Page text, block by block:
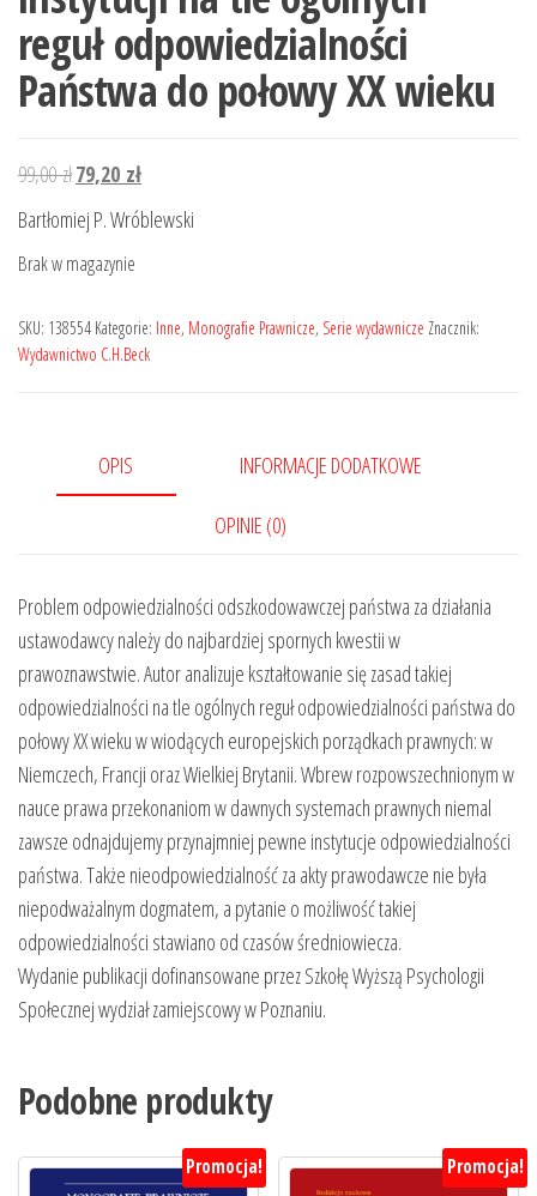
reguł odpowiedzialności
Państwa do połowy XX wieku
99,00złPierwotna
cena
wynosiła:
99,00 zł.
79,20 złAktualna
cena
Bartłomiej P. Wróblewski
Brak w magazynie
SKU: 138554 Kategorie: Inne, Monografie Prawnicze, Serie wydawnicze Znacznik:
Wydawnictwo C.H.Beck
OPIS INFORMACJE DODATKOWE
OPINIE (0)
Problem odpowiedzialności odszkodowawczej państwa za działania
ustawodawcy należy do najbardziej spornych kwestii w
prawoznawstwie. Autor analizuje kształtowanie się zasad takiej
odpowiedzialności na tle ogólnych reguł odpowiedzialności państwa do
połowy XX wieku w wiodących europejskich porządkach prawnych: w
Niemczech, Francji oraz Wielkiej Brytanii. Wbrew rozpowszechnionym w
nauce prawa przekonaniom w dawnych systemach prawnych niemal
zawsze odnajdujemy przynajmniej pewne instytucje odpowiedzialności
państwa. Także nieodpowiedzialność za akty prawodawcze nie była
niepodważalnym dogmatem, a pytanie o możliwość takiej
odpowiedzialności stawiano od czasów średniowiecza.
Wydanie publikacji dofinansowane przez Szkołę Wyższą Psychologii
Społecznej wydział zamiejscowy w Poznaniu.
Podobne produkty
Promocja! Promocja!